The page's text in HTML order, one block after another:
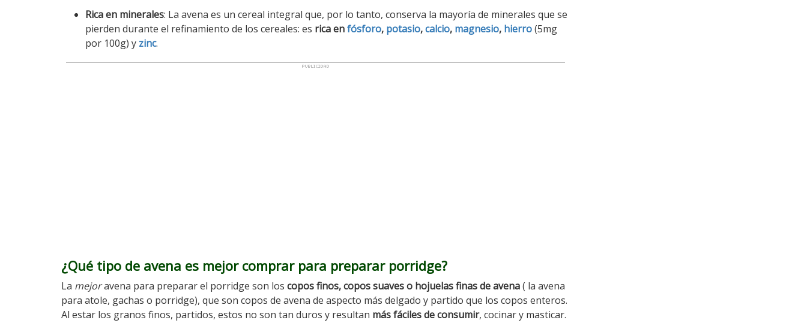
Rica en minerales: La avena es un cereal integral que, por lo tanto, conserva la mayoría de minerales que se
pierden durante el refinamiento de los cereales: es rica enfósforo, potasio,calcio, magnesio, hierro(5mg
por 100g) y zinc.
¿Qué tipo de avena es mejor comprar para preparar porridge?
La mejoravena para preparar el porridge son los copos finos, copos suaves o hojuelas finas de avena( la avena
para atole, gachas o porridge), que son copos de avena de aspecto más delgado y partido que los copos enteros.
Al estar los granos finos, partidos, estos no son tan duros y resultan más fáciles de consumir, cocinar y masticar.